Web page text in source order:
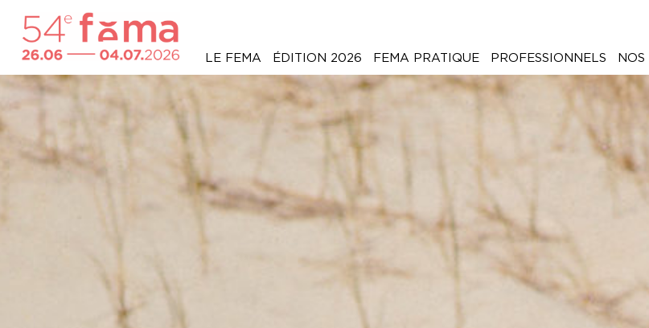
LE FEMA ÉDITION 2026 FEMA PRATIQUE PROFESSIONNELS NOS